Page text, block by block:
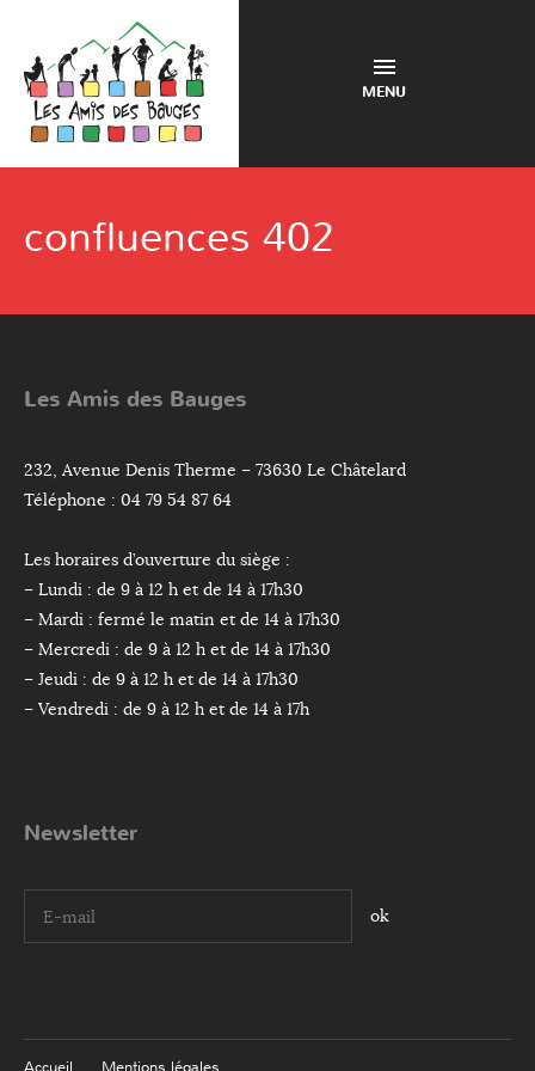
MENU
confluences 402
Les Amis des Bauges
232, Avenue Denis Therme – 73630 Le Châtelard
Téléphone : 04 79 54 87 64
Les horaires d’ouverture du siège :
– Lundi : de 9 à 12 h et de 14 à 17h30
– Mardi : fermé le matin et de 14 à 17h30
– Mercredi : de 9 à 12 h et de 14 à 17h30
– Jeudi : de 9 à 12 h et de 14 à 17h30
– Vendredi : de 9 à 12 h et de 14 à 17h
Newsletter
I agree terms and conditions.*
Accueil Mentions légales